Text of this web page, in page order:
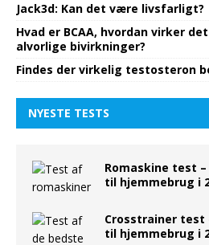
Jack3d: Kan det være livsfarligt?
Hvad er BCAA, hvordan virker
alvorlige bivirkninger?
Findes der virkelig testosteron
NYESTE TESTS
Romaskine test
til hjemmebrug i
Crosstrainer test
til hjemmebrug i